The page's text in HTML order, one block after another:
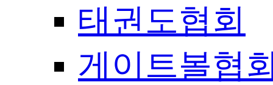
태권도협회
게이트볼협